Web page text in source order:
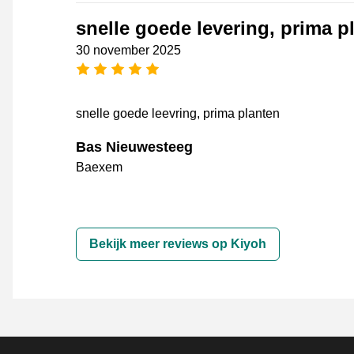
snelle goede levering, prima
30 november 2025
5 sterren
snelle goede leevring, prima planten
Bas Nieuwesteeg
Baexem
Bekijk meer reviews op Kiyoh